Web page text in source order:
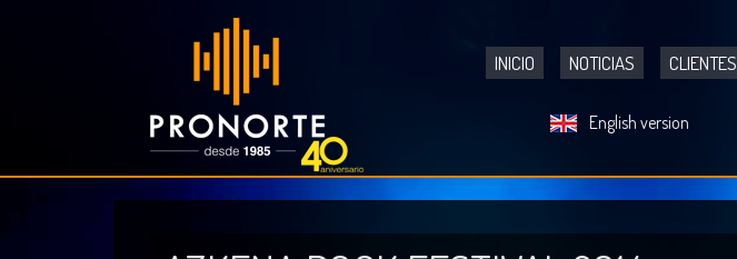
INICIO NOTICIAS CLIENTES
English version